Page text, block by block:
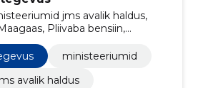
jms avalik haldus,
Pliivaba bensiin,
ja tooted lihast,
Serverid, Telefoni- ja
ministeeriumid
avalik haldus